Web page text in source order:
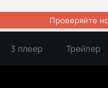
Проверяйте
3 плеер Трейлер